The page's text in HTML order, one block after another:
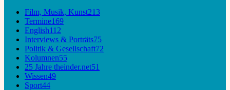
Film, Musik, Kunst213
Termine169
English112
Interviews & Porträts75
Politik & Gesellschaft72
Kolumnen55
25 Jahre theinder.net51
Wissen49
Sport44